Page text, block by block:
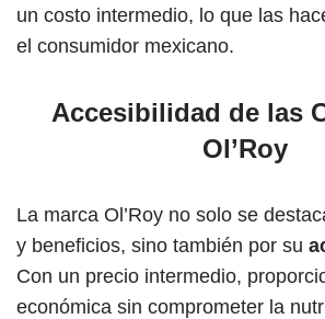
un costo intermedio, lo que las
el consumidor mexicano.
Accesibilidad de las
Ol’Roy
La marca Ol’Roy no solo se
y beneficios, sino también por su
Con un precio intermedio,
económica sin comprometer la